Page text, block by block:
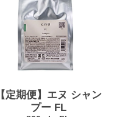
【定期便】エヌ シャン
プー FL